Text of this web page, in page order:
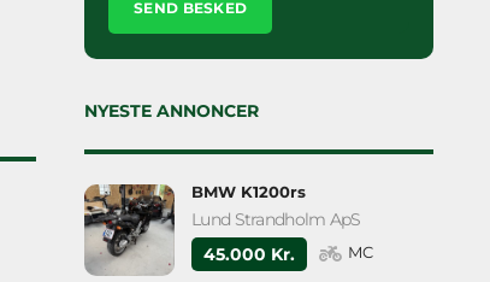
leave
empty.
NYESTE ANNONCER
BMW K1200rs
Lund Strandholm ApS
45.000 Kr.
MC